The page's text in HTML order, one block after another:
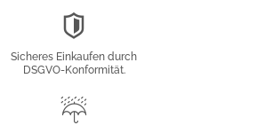
Sicheres Einkaufen durch
DSGVO-Konformität.